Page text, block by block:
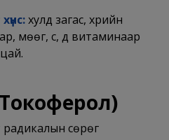
хулд загас, үхрийн
мөөг, сүү, д витаминаар
Токоферол)
сөрөг